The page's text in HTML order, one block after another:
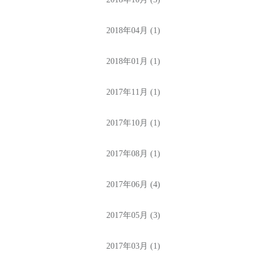
2018年04月 (1)
2018年01月 (1)
2017年11月 (1)
2017年10月 (1)
2017年08月 (1)
2017年06月 (4)
2017年05月 (3)
2017年03月 (1)